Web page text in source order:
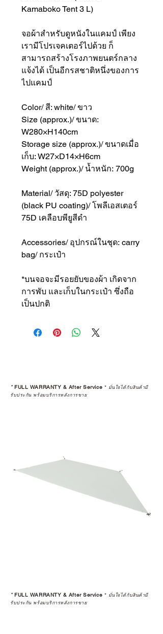
Kamaboko Tent 3 L)
จอผ้าสำหรับดูหนังในแคมป์ เพียง
เรามีโปรเจคเตอร์ไปด้วย ก็
สามารถสร้างโรงภาพยนตร์กลาง
แจ้งได้ เป็นอีกรสชาติหนึ่งของการ
ไปแคมป์
Color/ สี: white/ ขาว
Size (approx.)/ ขนาด:
W280×H140cm
Storage size (approx.)/ ขนาดเมื่อ
เก็บ: W27×D14×H6cm
Weight (approx.)/ น้ำหนัก: 700g
Material/ วัสดุ: 75D polyester
(black PU coating)/ โพลีเอสเตอร์
75D เคลือบพียูสีดำ
Accessories/ อุปกรณ์ในชุด: carry
bag/ กระเป๋า
*บนจอจะมีรอยยับของผ้า เกิดจาก
การพับ และเก็บในกระเป๋า ซึ่งถือ
เป็นปกติ
*FULL WARRANTY & After Service * มั่นใจได้กับสินค้ามี
รับประกัน พร้อมบริการหลังการขาย
*FULL WARRANTY & After Service * มั่นใจได้กับสินค้ามี
รับประกัน พร้อมบริการหลังการขาย